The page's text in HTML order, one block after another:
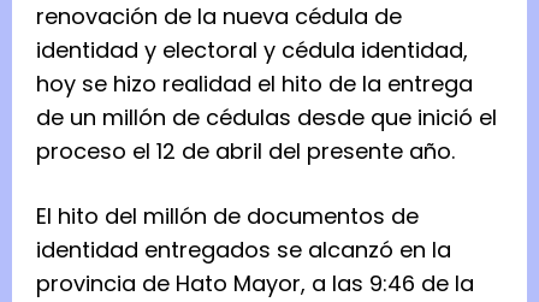
renovación de la nueva cédula de
identidad y electoral y cédula identidad,
hoy se hizo realidad el hito de la entrega
de un millón de cédulas desde que inició el
proceso el 12 de abril del presente año.
El hito del millón de documentos de
identidad entregados se alcanzó en la
provincia de Hato Mayor, a las 9:46 de la